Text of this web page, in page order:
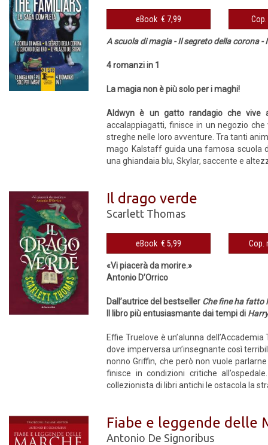
eBook € 7,99
A scuola di magia - Il segreto della corona -
4 romanzi in 1
La magia non è più solo per i maghi!
Aldwyn è un gatto randagio che vive
accalappiagatti, finisce in un negozio
streghe nelle loro avventure. Tra tanti
mago Kalstaff guida una famosa scuola
una ghiandaia blu, Skylar, saccente e
Il drago verde
Scarlett Thomas
eBook € 5,99
«Vi piacerà da morire.»
Antonio D’Orrico
Dall’autrice del bestseller Che fine ha fatto
Il libro più entusiasmante dai tempi di
Effie Truelove è un’alunna
dove imperversa un’insegnante così
nonno Griffin, che però non vuole
finisce in condizioni critiche
collezionista di libri antichi le ostacola la
Fiabe e leggende delle
Antonio De Signoribus